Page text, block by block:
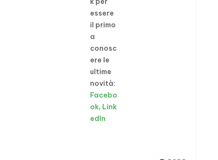
essere
il primo
a
conosc
ere le
ultime
novità:
Facebo
ok, Link
edIn